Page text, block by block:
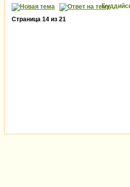
Страница 14 из 21